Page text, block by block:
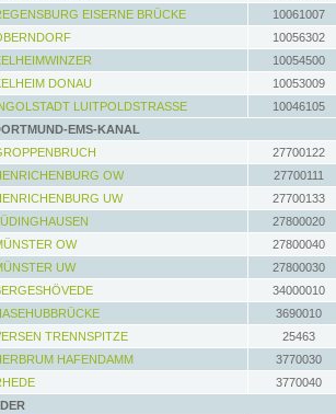
EISERNE BRÜCKE
10061007
10056302
10054500
DONAU
10053009
LUITPOLDSTRASSE
10046105
EMS-KANAL
27700122
OW
27700111
UW
27700133
27800020
OW
27800040
UW
27800030
34000010
3690010
TRENNSPITZE
25463
HAFENDAMM
3770030
3770040